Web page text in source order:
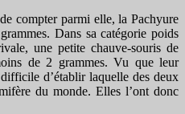
compter parmi elle, la Pachyure
Dans sa catégorie poids
une petite chauve-souris de
de 2 grammes. Vu que leur
d’établir laquelle des deux
du monde. Elles l’ont donc